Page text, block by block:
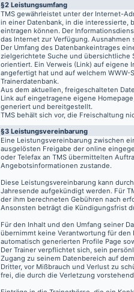
§2 Leistungsumfang
TMS gewährleistet unter der Internet-
in einer Datenbank, in die interessierte,
eintragen können. Der
das Internet zur Verfügung.
Der Umfang des Datenbankeintrages
zielgerichtete Suche und übersichtliche
orientiert. Ein Verweis (Link) auf eigene
angefertigt hat und auf welchem
Trainerdatenbank.
Aus dem aktuellen, freigeschalteten
Link auf eingetragene eigene
generiert und bereitgestellt.
TMS behält sich vor, die Freischaltung
§3 Leistungsvereinbarung
Eine Leistungsvereinbarung zwischen
ausgelösten Freigabe der online
oder Telefax an TMS übermittelten
Angebotsinformationen zustande.
Diese Leistungsvereinbarung kann
Jahresende aufgekündigt werden. Für
der ihm berechneten Gebühren nach
Ansonsten beträgt die Kündigungsfrist
Für den Inhalt und den Umfang seiner
übernimmt keine Verantwortung für den
automatisch generierten Profile Page
Der Trainer verpflichtet sich, sein
Zugang zu seinem Datenbereich auf
Dritter, vor Mißbrauch und Verlust zu
frei, die durch die Verletzung